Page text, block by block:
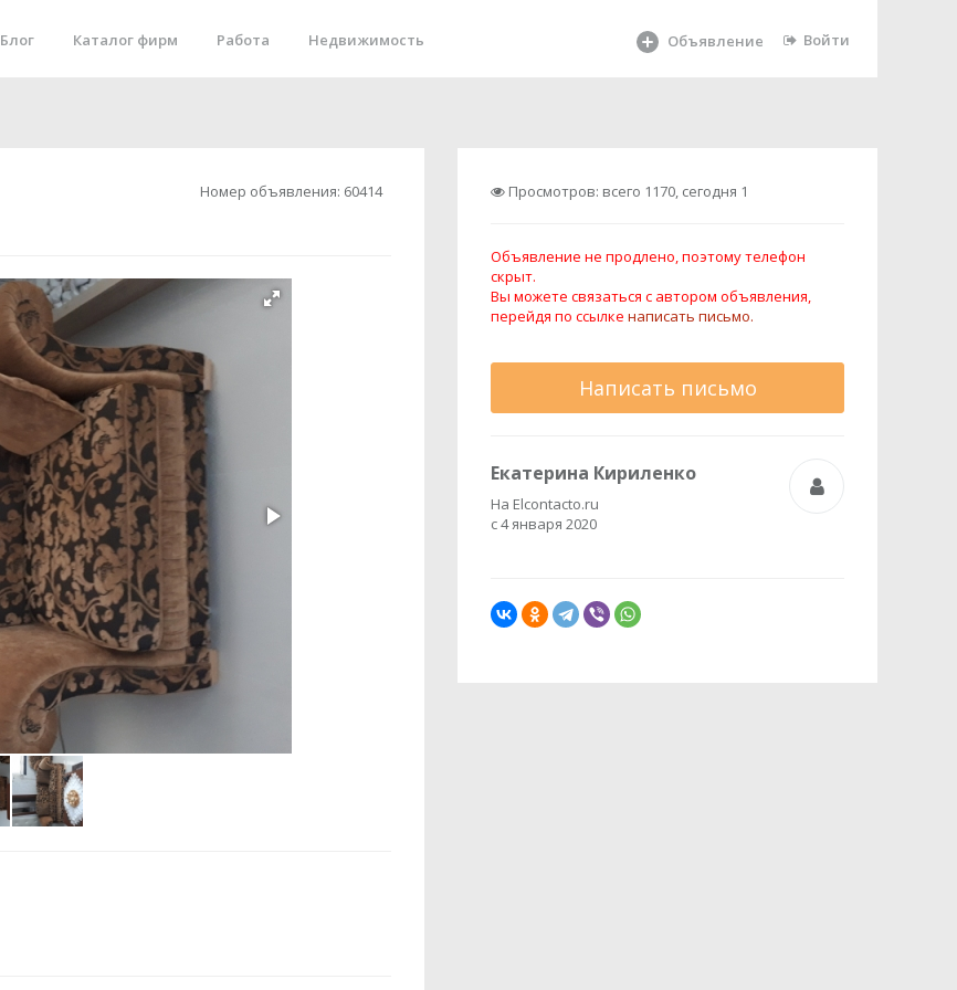
Блог Каталог фирм Работа Недвижимость Объявление Войти
Номер объявления: 60414 Просмотров: всего 1170, сегодня 1
Объявление не продлено, поэтому телефон
скрыт.
Вы можете связаться с автором объявления,
перейдя по ссылке написать письмо.
Написать письмо
Екатерина Кириленко
На Elcontacto.ru
с 4 января 2020